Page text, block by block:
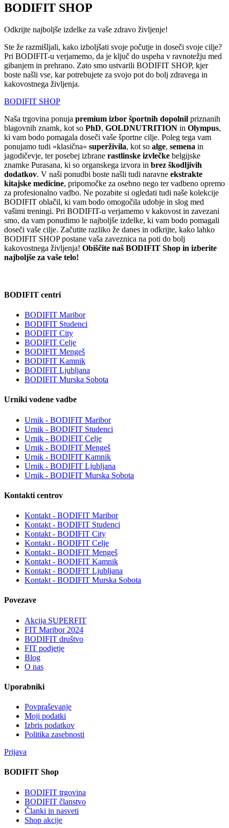
BODIFIT SHOP
Odkrijte najboljše izdelke za vaše zdravo življenje!
Ste že razmišljali, kako izboljšati svoje počutje in doseči svoje cilje?
Pri BODIFIT-u verjamemo, da je ključ do uspeha v ravnotežju med
gibanjem in prehrano. Zato smo ustvarili BODIFIT SHOP, kjer
boste našli vse, kar potrebujete za svojo pot do bolj zdravega in
kakovostnega življenja.
BODIFIT SHOP
Naša trgovina ponuja premium izbor športnih dopolnil priznanih
blagovnih znamk, kot so PhD, GOLDNUTRITION in Olympus,
ki vam bodo pomagala doseči vaše športne cilje. Poleg tega vam
ponujamo tudi »klasična« superživila, kot so alge, semena in
jagodičevje, ter posebej izbrane rastlinske izvlečke belgijske
znamke Purasana, ki so organskega izvora in brez škodljivih
dodatkov. V naši ponudbi boste našli tudi naravne ekstrakte
kitajske medicine, pripomočke za osebno nego ter vadbeno opremo
za profesionalno vadbo. Ne pozabite si ogledati tudi naše kolekcije
BODIFIT oblačil, ki vam bodo omogočila udobje in slog med
vašimi treningi. Pri BODIFIT-u verjamemo v kakovost in zavezani
smo, da vam ponudimo le najboljše izdelke, ki vam bodo pomagali
doseči vaše cilje. Začutite razliko že danes in odkrijte, kako lahko
BODIFIT SHOP postane vaša zaveznica na poti do bolj
kakovostnega življenja! Obiščite naš BODIFIT Shop in izberite
najboljše za vaše telo!
BODIFIT centri
BODIFIT Maribor
BODIFIT Studenci
BODIFIT City
BODIFIT Celje
BODIFIT Mengeš
BODIFIT Kamnik
BODIFIT Ljubljana
BODIFIT Murska Sobota
Urniki vodene vadbe
Urnik - BODIFIT Maribor
Urnik - BODIFIT Studenci
Urnik - BODIFIT Celje
Urnik - BODIFIT Mengeš
Urnik - BODIFIT Kamnik
Urnik - BODIFIT Ljubljana
Urnik - BODIFIT Murska Sobota
Kontakti centrov
Kontakt - BODIFIT Maribor
Kontakt - BODIFIT Studenci
Kontakt - BODIFIT City
Kontakt - BODIFIT Celje
Kontakt - BODIFIT Mengeš
Kontakt - BODIFIT Kamnik
Kontakt - BODIFIT Ljubljana
Kontakt - BODIFIT Murska Sobota
Povezave
Akcija SUPERFIT
FIT Maribor 2024
BODIFIT društvo
FIT podjetje
Blog
O nas
Uporabniki
Povpraševanje
Moji podatki
Izbris podatkov
Politika zasebnosti
Prijava
BODIFIT Shop
BODIFIT trgovina
BODIFIT članstvo
Članki in nasveti
Shop akcije